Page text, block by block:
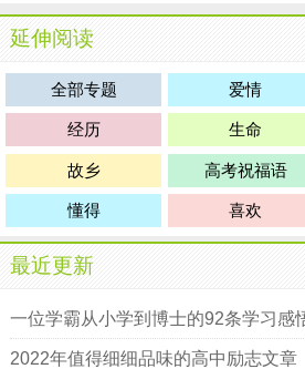
15. 十年苦读一朝决胜负换来笑
16. 没有平日的失败，就没有最
失败原因并吸取教训。
17. 如果缺少破土面出并与风雪
并不比落叶美妙一分。
18. 高考试卷是一把刻度不均匀
说，难题的分值不一定高。
19. 驾驭命运的舵是奋斗。不抱有
机会，不停止一日努力。
延伸阅读
全部专题 爱情
经历 生命
故乡 高考祝福语
懂得 喜欢
最近更新
一位学霸从小学到博士的92条学习感
2022年值得细细品味的高中励志文章